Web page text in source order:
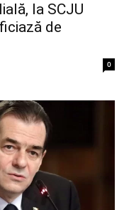
la SCJU
de
0